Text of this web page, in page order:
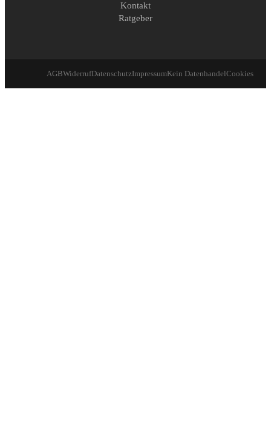
Kontakt
Ratgeber
AGBWiderrufDatenschutzImpressumKein DatenhandelCookies